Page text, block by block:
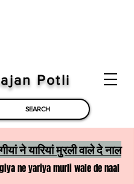
Potli
ने यारियां मुरली वाले दे नाल
ne yariya murli wale de naal